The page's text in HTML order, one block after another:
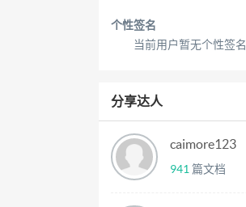
个性签名
当前用户暂无个性签名
分享达人
caimore123
941 篇文档